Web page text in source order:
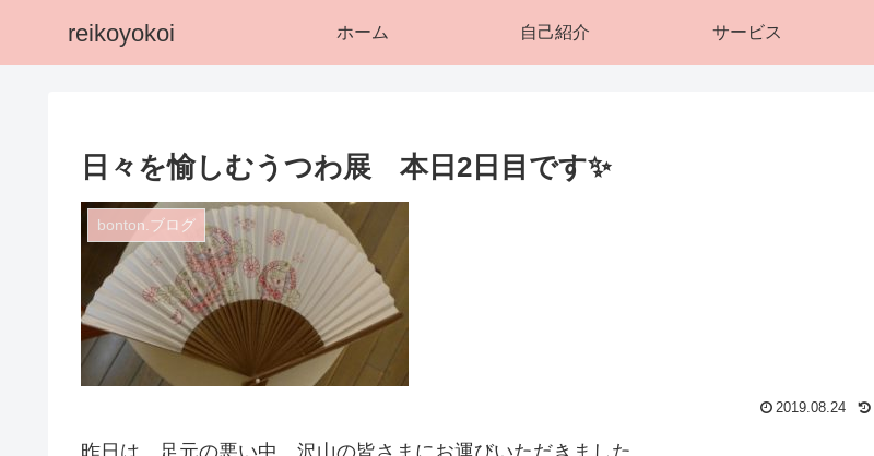
reikoyokoi ホーム 自己紹介 サービス
日々を愉しむうつわ展 本日2日目です✨
bonton.ブログ
2019.08.24
昨日は 足元の悪い中 沢山の皆さまにお運びいただきました